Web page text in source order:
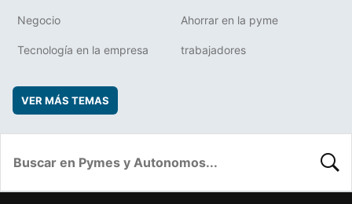
Negocio Ahorrar en la pyme
Tecnología en la empresa trabajadores
VER MÁS TEMAS